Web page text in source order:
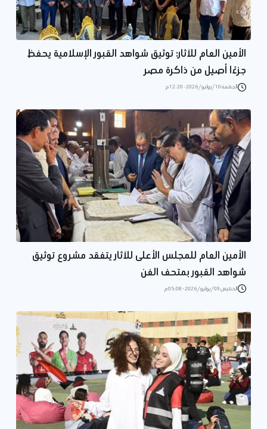
الأمين العام للآثار: توثيق شواهد القبور الإسلامية يحفظ
جزءًا أصيل من ذاكرة مصر
الجمعة 10/يوليو/2026 - 12:20 م
الأمين العام للمجلس الأعلى للآثار يتفقد مشروع توثيق
شواهد القبور بمتحف الفن
الخميس 09/يوليو/2026 - 05:08 م